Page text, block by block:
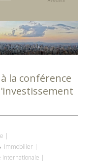
la conférence
Immobilier
internationale